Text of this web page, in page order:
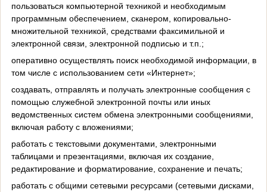
пользоваться компьютерной техникой и необходимым
программным обеспечением, сканером, копировально-
множительной техникой, средствами факсимильной и
электронной связи, электронной подписью и т.п.;
оперативно осуществлять поиск необходимой информации, в
том числе с использованием сети «Интернет»;
создавать, отправлять и получать электронные сообщения с
помощью служебной электронной почты или иных
ведомственных систем обмена электронными сообщениями,
включая работу с вложениями;
работать с текстовыми документами, электронными
таблицами и презентациями, включая их создание,
редактирование и форматирование, сохранение и печать;
работать с общими сетевыми ресурсами (сетевыми дисками,